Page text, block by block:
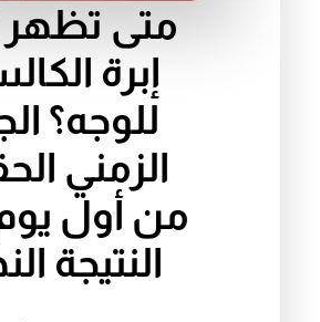
متى تظهر
إبرة
للوجه؟
الزمني
من أول
النتيجة